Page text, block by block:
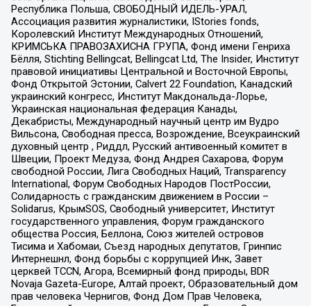
Республика Польша, СВОБОДНЫЙ ИДЕЛЬ-УРАЛ,
Ассоциация развития журналистики, IStories fonds,
Королевский Институт Международных Отношений,
КРИМСЬКА ПРАВОЗАХИСНА ГРУПА, Фонд имени Генриха
Бёлля, Stichting Bellingcat, Bellingcat Ltd, The Insider, Институт
правовой инициативы Центральной и Восточной Европы,
Фонд Открытой Эстонии, Calvert 22 Foundation, Канадский
украинский конгресс, Институт Макдональда-Лорье,
Украинская национальная федерация Канады,
Декабристы, Международный научный центр им Вудро
Вильсона, Свободная пресса, Возрождение, Всеукраинский
духовный центр , Риддл, Русский антивоенный комитет в
Швеции, Проект Медуза, Фонд Андрея Сахарова, Форум
свободной России, Лига Свободных Наций, Transparеncy
International, Форум Свободных Народов ПостРоссии,
Солидарность с гражданским движением в России –
Solidarus, КрымSOS, Свободный университет, Институт
государственного управления, Форум гражданского
общества Россия, Беллона, Союз жителей островов
Тисима и Хабомаи, Съезд народных депутатов, Гринпис
Интернешнл, Фонд борьбы с коррупцией Инк, Завет
церквей TCCN, Агора, Всемирный фонд природы, BDR
Novaja Gazeta-Europe, Алтай проект, Образовательный дом
прав человека Чернигов, Фонд Дом Прав Человека,